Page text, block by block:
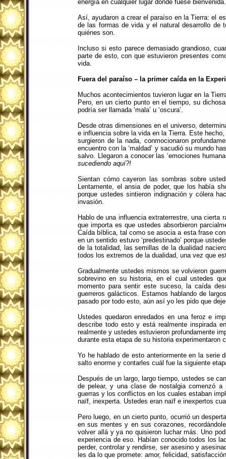
energía en cualquier lugar donde fuese bienvenida.
Así, ayudaron a crear el paraíso en la Tierra: el
de las formas de vida y el natural desarrollo
quiénes son.
Incluso si esto parece demasiado grandioso,
parte de esto, con que estuvieron presentes
vida.
Fuera del paraíso – la primer caída en la
Muchos acontecimientos tuvieron lugar en la
Pero, en un cierto punto en el tiempo, su
podría ser llamada ‘mala’ u ‘oscura’.
Desde otras dimensiones en el universo,
e influencia sobre la vida en la Tierra. Este
surgieron de la nada, conmocionaron
encuentro con la ‘maldad’ y sacudió su mundo
salvo. Llegaron a conocer las ‘emociones
sucediendo aquí?!
Sientan cómo cayeron las sombras sobre
Lentamente, el ansia de poder, que los había
porque ustedes sintieron indignación y cólera
invasión.
Hablo de una influencia extraterrestre, una cierta
que importa es que ustedes absorbieron
Caída bíblica, tal como se asocia a esta frase
en un sentido estuvo ‘predestinado’ porque
de la totalidad, las semillas de la dualidad
todos los extremos de la dualidad, una vez que
Gradualmente ustedes mismos se volvieron
sobrevino en su historia, en el cual ustedes
momento para sentir este suceso, la caída
guerreros galácticos. Estamos hablando de
pasado por todo esto, aún así yo les pido que
Ustedes quedaron enredados en una feroz e
describe todo esto y está realmente inspirada
realmente y ustedes estuvieron profundamente
durante esta etapa de su historia experimentaron
Yo he hablado de esto anteriormente en la serie
salto enorme y contarles cuál fue la siguiente
Después de un largo, largo tiempo, ustedes se
de pelear, y una clase de nostalgia comenzó
guerras y los conflictos en los cuales estaban
naïf, inexperta. Ustedes eran naïf e inexpertos
Pero luego, en un cierto punto, ocurrió un
en sus mentes y en sus corazones,
volver allá y ya no quisieron luchar más. Uno
experiencia de eso. Habían conocido todos los
perder, controlar y rendirse, ser asesino y
les da lo que promete: amor, felicidad,